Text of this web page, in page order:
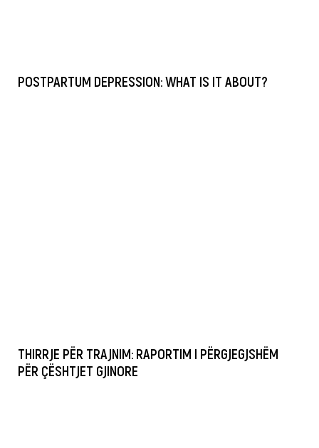
POSTPARTUM DEPRESSION: WHAT IS IT ABOUT?
THIRRJE PËR TRAJNIM: RAPORTIM I PËRGJEGJSHËM
PËR ÇËSHTJET GJINORE